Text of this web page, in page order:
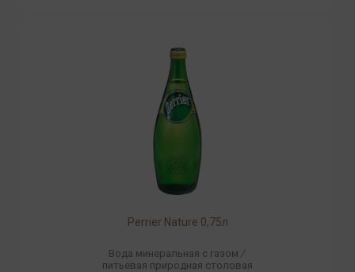
Perrier Nature 0,75л
Вода минеральная с газом /
питьевая природная столовая